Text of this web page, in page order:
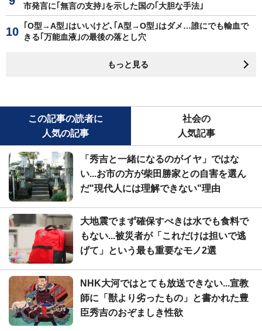
市発言に｢無言の支持｣を示した国の｢大胆な手法｣
｢O型→A型｣はいいけど､｢A型→O型｣はダメ…誰にでも輸血で
きる｢万能血液｣の最後の落とし穴
もっと見る
この記事の読者に
人気の記事
社会の
人気記事
「秀吉と一緒になるのがイヤ」ではな
い...お市の方が柴田勝家との自害を選ん
だ"現代人には理解できない"理由
大地震でまず確保すべきは水でも食料で
もない...被災者が「これだけは担いで逃
げて」という最も重要なモノ2選
NHK大河ではとても放送できない...宣教
師に「獣より劣ったもの」と書かれた豊
臣秀吉のおぞましき性欲